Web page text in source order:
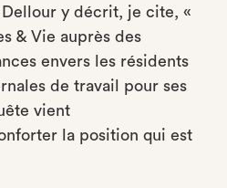
y décrit, je cite, «
& Vie auprès des
envers les résidents
de travail pour ses
vient
la position qui est